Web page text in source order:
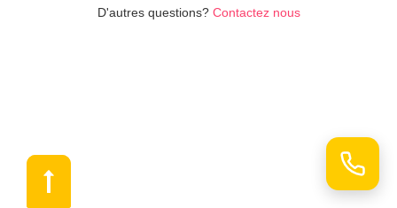
D'autres questions? Contactez nous